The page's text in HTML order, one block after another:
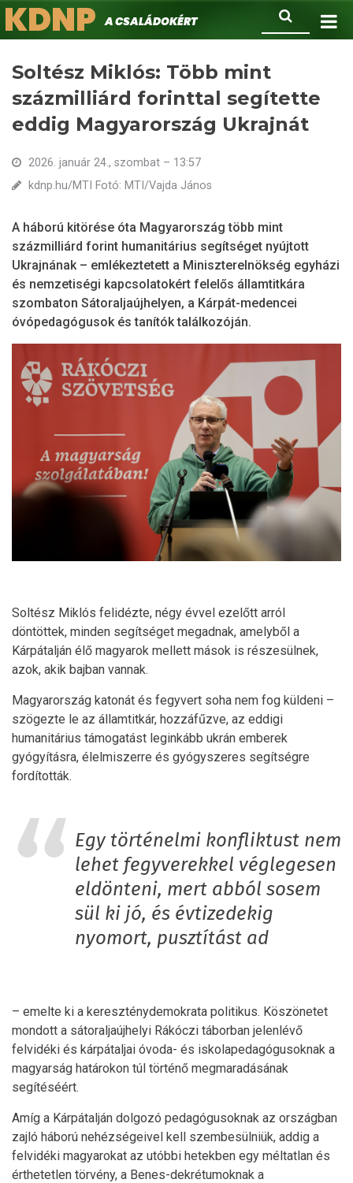
Ugrás
a
Keresés
KDNPA családokért.
Soltész Miklós: Több mint
százmilliárd forinttal segítette
eddig Magyarország Ukrajnát
2026. január 24., szombat – 13:57
kdnp.hu/MTI Fotó: MTI/Vajda János
A háború kitörése óta Magyarország több mint
százmilliárd forint humanitárius segítséget nyújtott
Ukrajnának – emlékeztetett a Miniszterelnökség egyházi
és nemzetiségi kapcsolatokért felelős államtitkára
szombaton Sátoraljaújhelyen, a Kárpát-medencei
óvópedagógusok és tanítók találkozóján.
Soltész Miklós felidézte, négy évvel ezelőtt arról
döntöttek, minden segítséget megadnak, amelyből a
Kárpátalján élő magyarok mellett mások is részesülnek,
azok, akik bajban vannak.
Magyarország katonát és fegyvert soha nem fog küldeni –
szögezte le az államtitkár, hozzáfűzve, az eddigi
humanitárius támogatást leginkább ukrán emberek
gyógyításra, élelmiszerre és gyógyszeres segítségre
fordították.
Egy történelmi konfliktust nem
lehet fegyverekkel véglegesen
eldönteni, mert abból sosem
sül ki jó, és évtizedekig
nyomort, pusztítást ad
– emelte ki a kereszténydemokrata politikus. Köszönetet
mondott a sátoraljaújhelyi Rákóczi táborban jelenlévő
felvidéki és kárpátaljai óvoda- és iskolapedagógusoknak a
magyarság határokon túl történő megmaradásának
segítéséért.
Amíg a Kárpátalján dolgozó pedagógusoknak az országban
zajló háború nehézségeivel kell szembesülniük, addig a
felvidéki magyarokat az utóbbi hetekben egy méltatlan és
érthetetlen törvény, a Benes-dekrétumoknak a